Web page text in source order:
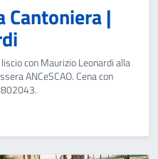
Cantoniera |
con Maurizio Leonardi alla
ANCeSCAO. Cena con